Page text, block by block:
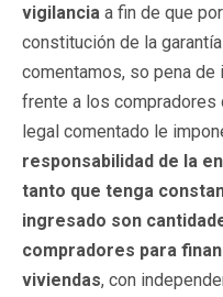
vigilancia a fin de que
constitución de la
comentamos, so pena de
frente a los
legal comentado le
responsabilidad de la
tanto que tenga
ingresado son
compradores para
viviendas, con